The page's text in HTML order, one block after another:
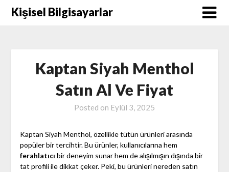
SkipKişisel Bilgisayarlar
Kaptan Siyah Menthol
Satın Al Ve Fiyat
Posted on Eylül 3, 2025
Kaptan Siyah Menthol, özellikle tütün ürünleri arasında
popüler bir tercihtir. Bu ürünler, kullanıcılarına hem
ferahlatıcı bir deneyim sunar hem de alışılmışın dışında bir
tat profili ile dikkat çeker. Peki, bu ürünleri nereden satın